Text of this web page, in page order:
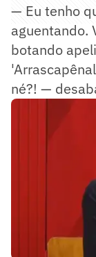
— Eu tenho
aguentando.
botando
né?! —